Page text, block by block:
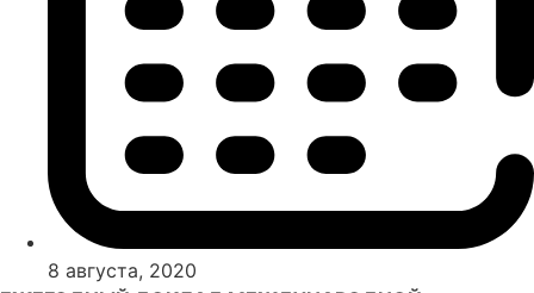
8 августа, 2020